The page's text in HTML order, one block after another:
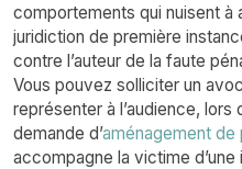
comportements qui nuisent à
juridiction de première
contre l’auteur de la faute
Vous pouvez solliciter un
représenter à l’audience, lors
demande d’aménagement de
accompagne la victime